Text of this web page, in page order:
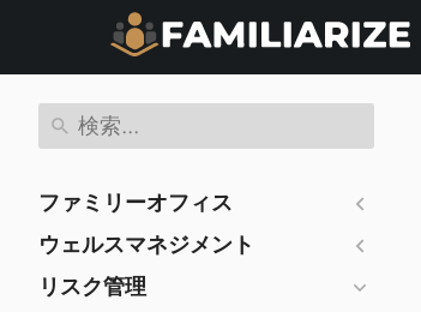
ファミリーオフィス
ウェルスマネジメント
リスク管理